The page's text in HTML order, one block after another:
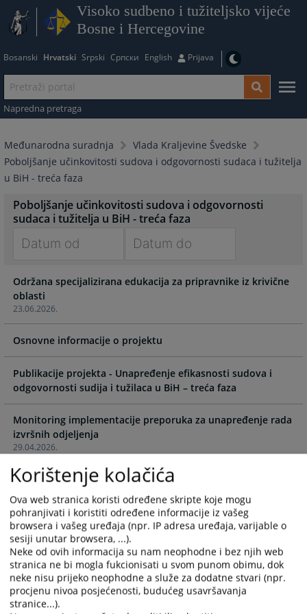
Visoko sudbeno i tužiteljsko vijeće
Bosne i Hercegovine
Bosanski Hrvatski Srpski Српски English Prijava
Napredna pretraga
Međunarodna suradnja
Vlada Kraljevine Švedske
Poboljšanje učinkovitosti sudova i odgovornosti sudaca i tužitelja
u BiH - treća faza
Poboljšanje učinkovitosti sudova i odgovornosti
sudaca i tužitelja u BiH - treća faza
forward
to
interact
with
the
calendar
and
select
a
date.
Press
the
mark
key
to
get
the
keyboard
shortcuts
for
changing
forward
with
the
calendar
and
select
a
date.
mark
key
to
get
the
keyboard
shortcuts
for
changing
23.06.2026.
Održana specijalizirana edukacija za pripravnike iz krivične
oblasti
Osnovne informacije o projektu
Publikacije projekta - Unapređenje efikasnosti sudova i
odgovornosti sudija i tužilaca u BiH – treća faza
29.04.2026.
Monitoring implementacije preporuka za unapređenje rada
izvršnih odjeljenja
18.02.2026.
Učenje kroz praksu: Održana specijalizirana edukacija za
pripravnike iz krivične oblasti
22.12.2025.
Unaprjeđenje učinkovitosti ovršnih postupaka u sudovima
Bosne i Hercegovine
Ravnatelj Švedske agencije za izvršenje i veleposlanica
Korištenje kolačića
Ova web stranica koristi određene skripte koje mogu
pohranjivati i koristiti određene informacije iz vašeg
browsera i vašeg uređaja (npr. IP adresa uređaja, varijable o
sesiji unutar browsera, ...).
Neke od ovih informacija su nam neophodne i bez njih web
stranica ne bi mogla fukcionisati u svom punom obimu, dok
neke nisu prijeko neophodne a služe za dodatne stvari (npr.
procjenu nivoa posjećenosti, budućeg usavršavanja
stranice...).